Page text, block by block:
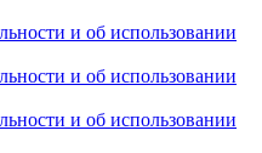
и об использовании
и об использовании
и об использовании